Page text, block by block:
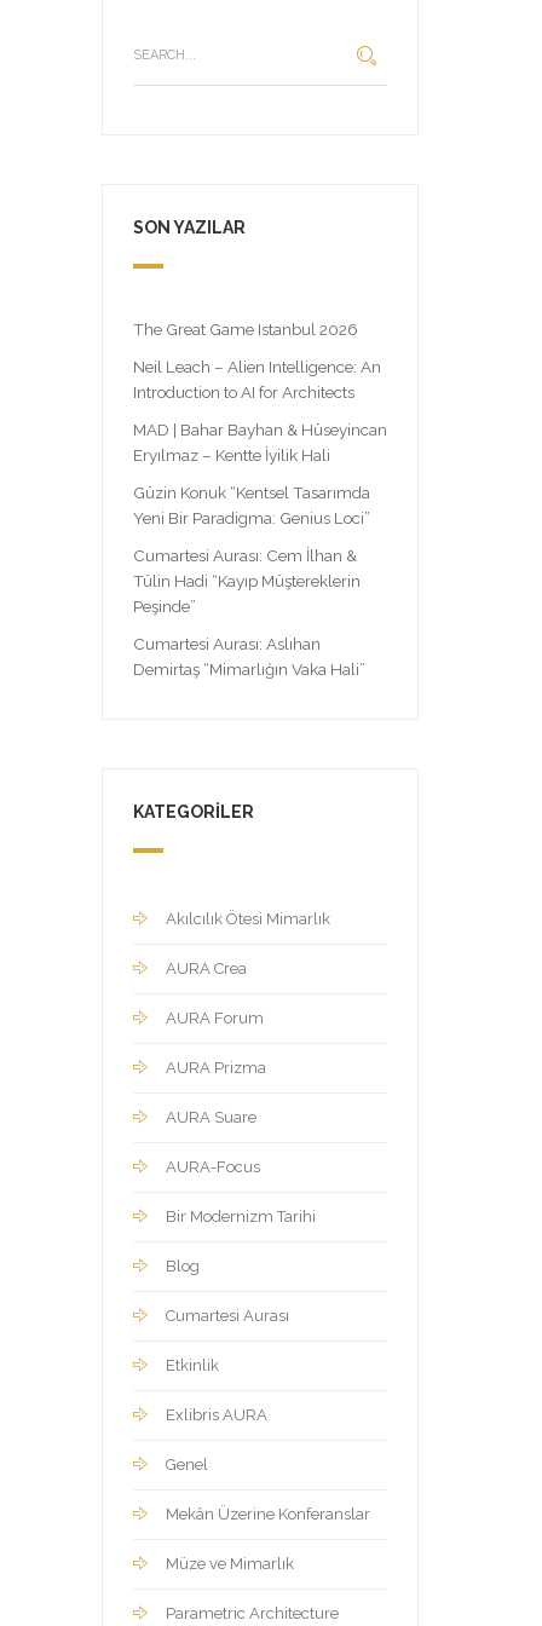
SON YAZILAR
The Great Game Istanbul 2026
Neil Leach – Alien Intelligence: An
Introduction to AI for Architects
MAD | Bahar Bayhan & Hüseyincan
Eryılmaz – Kentte İyilik Hali
Güzin Konuk “Kentsel Tasarımda
Yeni Bir Paradigma: Genius Loci”
Cumartesi Aurası: Cem İlhan &
Tülin Hadi “Kayıp Müştereklerin
Peşinde”
Cumartesi Aurası: Aslıhan
Demirtaş “Mimarlığın Vaka Hali”
KATEGORILER
Akılcılık Ötesi Mimarlık
AURA Crea
AURA Forum
AURA Prizma
AURA Suare
AURA-Focus
Bir Modernizm Tarihi
Blog
Cumartesi Aurası
Etkinlik
Exlibris AURA
Genel
Mekân Üzerine Konferanslar
Müze ve Mimarlık
Parametric Architecture